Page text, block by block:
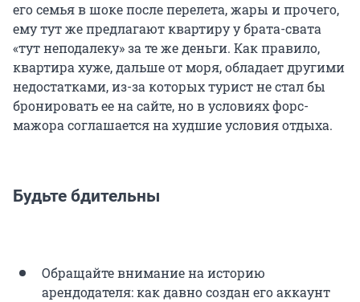
его семья в шоке после перелета, жары и прочего,
ему тут же предлагают квартиру у брата-свата
«тут неподалеку» за те же деньги. Как правило,
квартира хуже, дальше от моря, обладает другими
недостатками, из-за которых турист не стал бы
бронировать ее на сайте, но в условиях форс-
мажора соглашается на худшие условия отдыха.
Будьте бдительны
Обращайте внимание на историю
арендодателя: как давно создан его аккаунт